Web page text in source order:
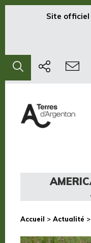
Site officiel
Accueil > Actualité >